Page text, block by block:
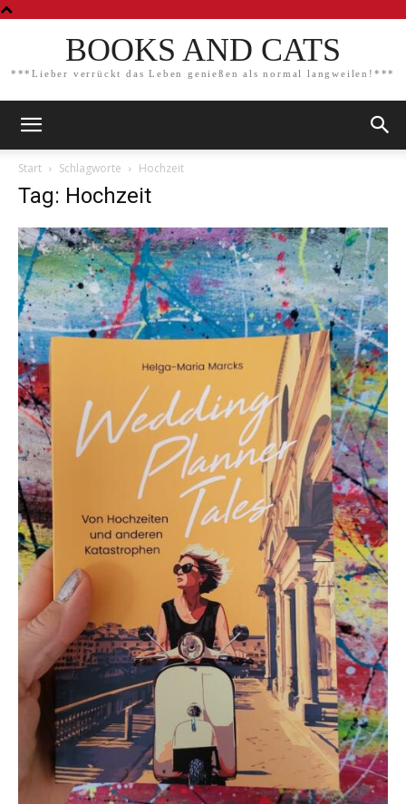
BOOKS AND CATS
***Lieber verrückt das Leben genießen als normal langweilen!***
Start Schlagworte Hochzeit
Tag: Hochzeit